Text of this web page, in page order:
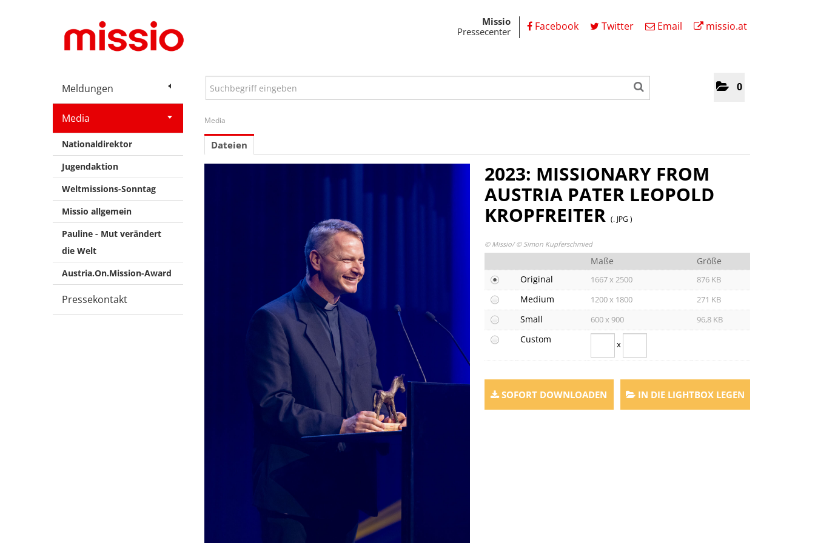
Missio
Pressecenter
Facebook Twitter Email missio.at
0
Meldungen
Media
Nationaldirektor
Jugendaktion
Weltmissions-Sonntag
Missio allgemein
Pauline - Mut verändert
die Welt
Austria.On.Mission-Award
Pressekontakt
Media
Dateien
2023: MISSIONARY FROM
AUSTRIA PATER LEOPOLD
KROPFREITER (. JPG )
© Missio/ © Simon Kupferschmied
Maße
Größe
Original
1667 x 2500 876 KB
Medium 1200 x 1800 271 KB
Small 600 x 900 96,8 KB
Custom x
SOFORT DOWNLOADEN IN DIE LIGHTBOX LEGEN